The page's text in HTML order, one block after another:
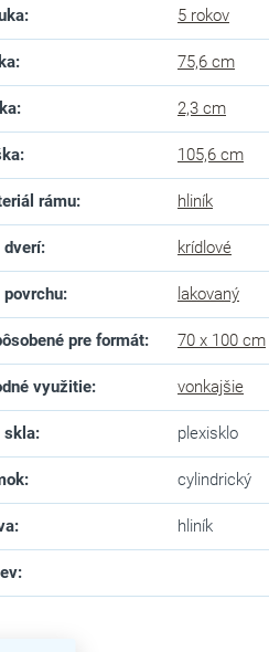
: 5 rokov
: 75,6 cm
: 2,3 cm
: 105,6 cm
rámu: hliník
dverí: krídlové
povrchu: lakovaný
pre formát: 70 x 100 cm
využitie: vonkajšie
skla: plexisklo
: cylindrický
: hliník
: